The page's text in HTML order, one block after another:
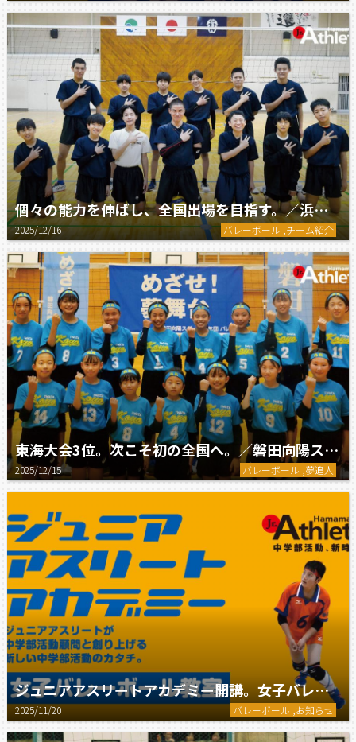
個々の能力を伸ばし、全国出場を目指す。／浜松VBC K-THREE
2025/12/16 バレーボール ,チーム紹介
東海大会3位。次こそ初の全国へ。／磐田向陽スポーツ少年団
2025/12/15 バレーボール ,夢追人
ジュニアアスリートアカデミー開講。女子バレーボールクラブ無料体験会開催。
2025/11/20 バレーボール ,お知らせ